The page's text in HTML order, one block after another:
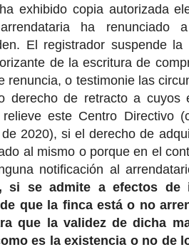
exhibido copia autorizada
ha
El registrador suspende
de la escritura de
renuncia, o testimonie las
derecho de retracto a cuyos
relieve este Centro Directivo
2020), si el derecho de
al mismo o porque en el
notificación al
si se admite a efectos de
que la finca está o no
que la validez de dicha
es la existencia o no de